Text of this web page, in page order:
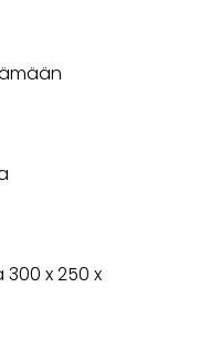
x 250 x